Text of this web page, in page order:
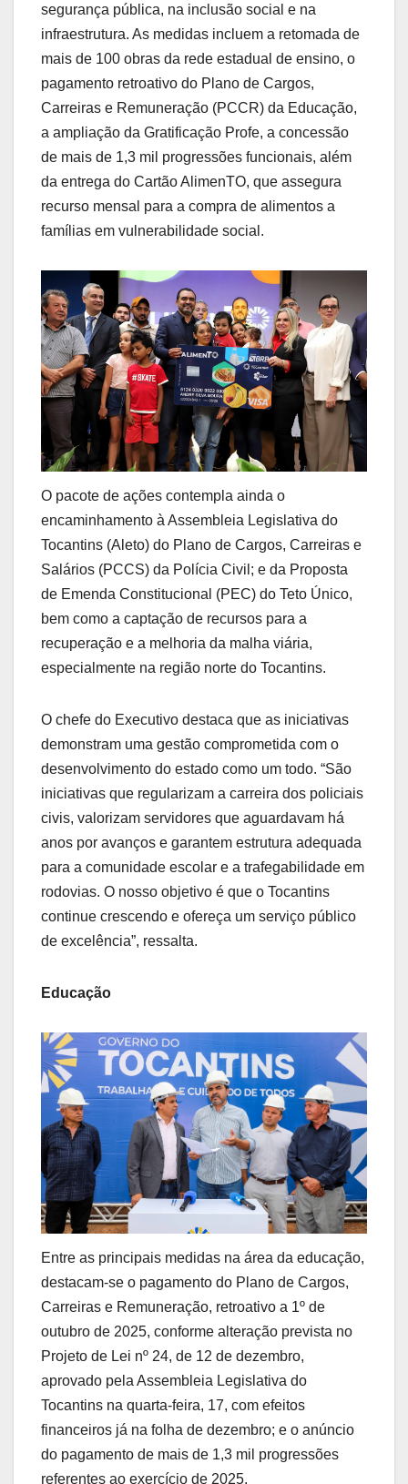
segurança pública, na inclusão social e na
infraestrutura. As medidas incluem a retomada de
mais de 100 obras da rede estadual de ensino, o
pagamento retroativo do Plano de Cargos,
Carreiras e Remuneração (PCCR) da Educação,
a ampliação da Gratificação Profe, a concessão
de mais de 1,3 mil progressões funcionais, além
da entrega do Cartão AlimenTO, que assegura
recurso mensal para a compra de alimentos a
famílias em vulnerabilidade social.
O pacote de ações contempla ainda o
encaminhamento à Assembleia Legislativa do
Tocantins (Aleto) do Plano de Cargos, Carreiras e
Salários (PCCS) da Polícia Civil; e da Proposta
de Emenda Constitucional (PEC) do Teto Único,
bem como a captação de recursos para a
recuperação e a melhoria da malha viária,
especialmente na região norte do Tocantins.
O chefe do Executivo destaca que as iniciativas
demonstram uma gestão comprometida com o
desenvolvimento do estado como um todo. “São
iniciativas que regularizam a carreira dos policiais
civis, valorizam servidores que aguardavam há
anos por avanços e garantem estrutura adequada
para a comunidade escolar e a trafegabilidade em
rodovias. O nosso objetivo é que o Tocantins
continue crescendo e ofereça um serviço público
de excelência”, ressalta.
Educação
Entre as principais medidas na área da educação,
destacam-se o pagamento do Plano de Cargos,
Carreiras e Remuneração, retroativo a 1º de
outubro de 2025, conforme alteração prevista no
Projeto de Lei nº 24, de 12 de dezembro,
aprovado pela Assembleia Legislativa do
Tocantins na quarta-feira, 17, com efeitos
financeiros já na folha de dezembro; e o anúncio
do pagamento de mais de 1,3 mil progressões
referentes ao exercício de 2025.